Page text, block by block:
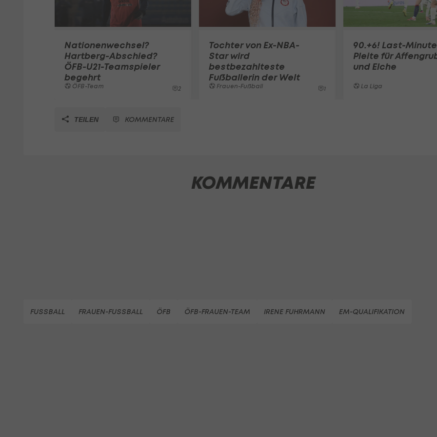
Nationenwechsel?
Hartberg-Abschied?
ÖFB-U21-Teamspieler
begehrt
ÖFB-Team 2
Tochter von Ex-NBA-
Star wird
bestbezahlteste
Fußballerin der Welt
Frauen-Fußball 1
90.+6! Last-
Pleite für
und Elche
La Liga
TEILEN KOMMENTARE
KOMMENTARE
FUSSBALL FRAUEN-FUSSBALL ÖFB ÖFB-FRAUEN-TEAM IRENE FUHRMANN EM-QUALIFIKATION